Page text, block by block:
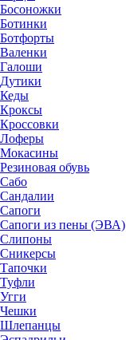
Босоножки
Ботинки
Ботфорты
Валенки
Галоши
Дутики
Кеды
Кроксы
Кроссовки
Лоферы
Мокасины
Резиновая обувь
Сабо
Сандалии
Сапоги
Сапоги из пены (ЭВА)
Слипоны
Сникерсы
Тапочки
Туфли
Угги
Чешки
Шлепанцы